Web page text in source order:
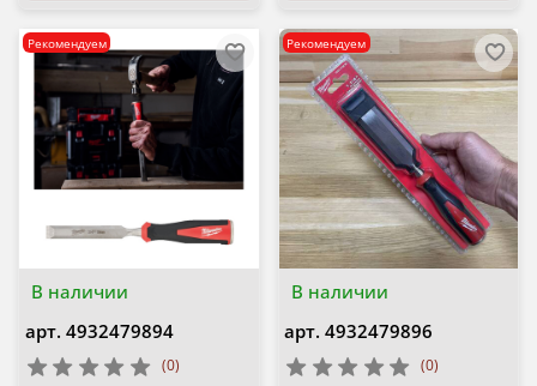
В наличии
Рекомендуем
арт. 4932479894
(0)
В наличии
Рекомендуем
арт. 4932479896
(0)